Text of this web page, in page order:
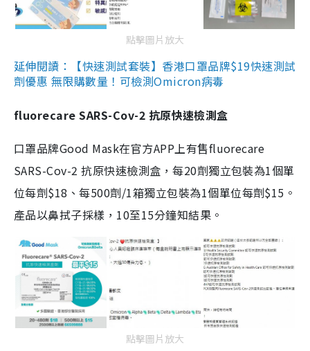
點擊圖片放大
延伸閱讀：【快速測試套裝】香港口罩品牌$19快速測試
劑優惠 無限購數量！可檢測Omicron病毒
fluorecare SARS-Cov-2 抗原快速檢測盒
口罩品牌Good Mask在官方APP上有售fluorecare
SARS-Cov-2 抗原快速檢測盒，每20劑獨立包裝為1個單
位每劑$18、每500劑/1箱獨立包裝為1個單位每劑$15。
產品以鼻拭子採樣，10至15分鐘知結果。
點擊圖片放大